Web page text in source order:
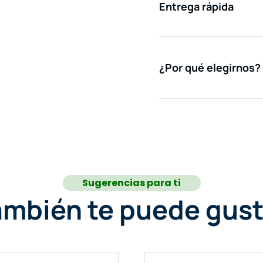
Entrega rápida
¿Por qué elegirnos?
Sugerencias para ti
te puede